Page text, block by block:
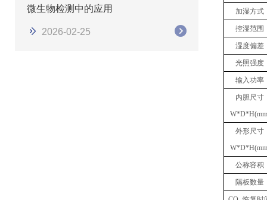
微生物检测中的应用
2026-02-25
加湿方式
控湿范围
湿度偏差
光照强度
输入功率
内胆尺寸
外形尺寸
公称容积
隔板数量